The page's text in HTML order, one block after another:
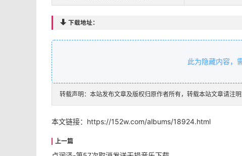
 下载地址：
此为隐藏内容，
转载声明：本站发布文章及版权归原作者所有，转载本站文章请注明
本文链接： https://152w.com/albums/18924.html